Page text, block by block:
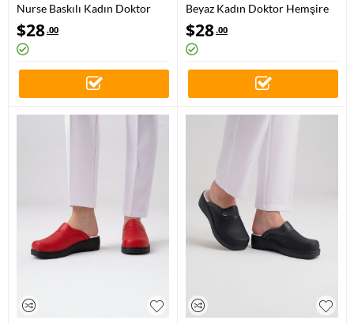
Nurse Baskılı Kadın Doktor
Hemşire Medikal VivaColor
Meslek Sabo Terlik
$28.00
Beyaz Kadın Doktor Hemşire
Medikal VivaNakış Sabo Terlik
$28.00